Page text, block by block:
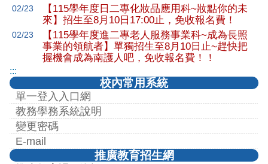
02/23
【115學年度日二專化妝品應用科~妝點你的未
來】招生至8月10日17:00止，免收報名費！
02/23
【115學年度進二專老人服務事業科~成為長照
事業的領航者】單獨招生至8月10日止~趕快把
握機會成為南護人吧，免收報名費！！
:::
校內常用系統
單一登入入口網
教務學務系統說明
變更密碼
E-mail
推廣教育招生網